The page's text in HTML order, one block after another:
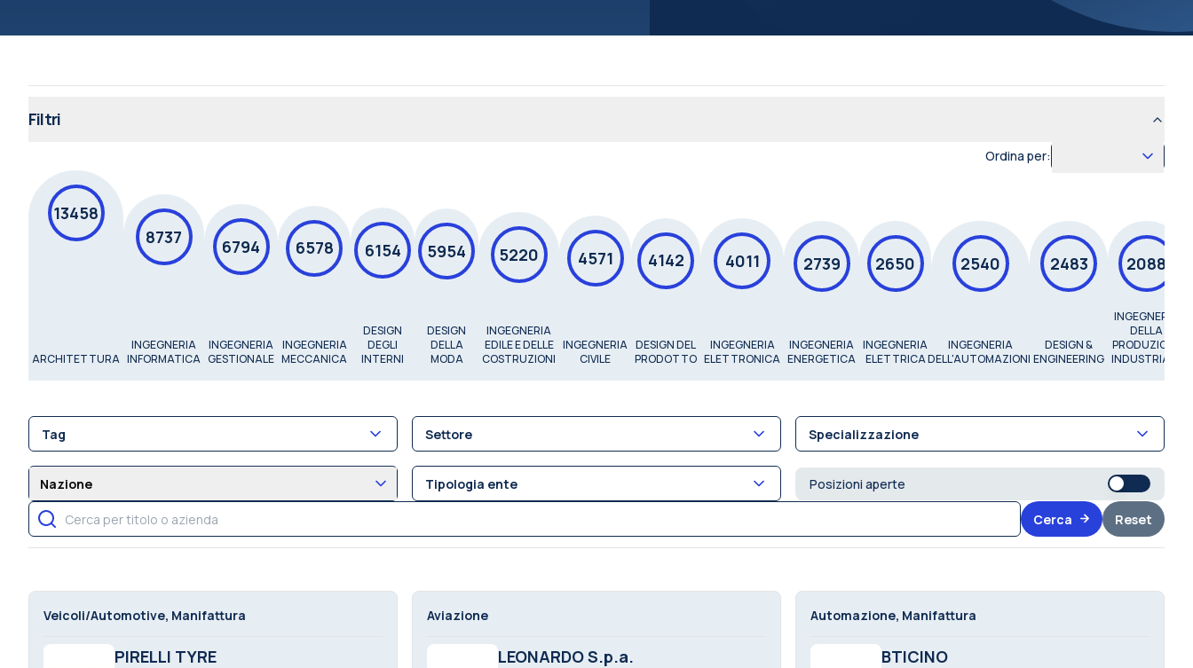
Filtri
Ordina per:
13458
ARCHITETTURA
8737
INGEGNERIA
INFORMATICA
6794
INGEGNERIA
GESTIONALE
6578
INGEGNERIA
MECCANICA
6154
DESIGN
DEGLI
INTERNI
5954
DESIGN
DELLA
MODA
5220
INGEGNERIA
EDILE E DELLE
COSTRUZIONI
4571
INGEGNERIA
CIVILE
4142
DESIGN DEL
PRODOTTO
4011
INGEGNERIA
ELETTRONICA
2739
INGEGNERIA
ENERGETICA
2650
INGEGNERIA
ELETTRICA
2540
INGEGNERIA
DELL'AUTOMAZIONE
2483
DESIGN &
ENGINEERING
2088
INGEGNERIA
DELLA
PRODUZIONE
INDUSTRIALE
Tag Settore Specializzazione
Nazione Tipologia ente Posizioni aperte
Cerca Reset
Veicoli/Automotive, Manifattura
PIRELLI TYRE
Aviazione
LEONARDO S.p.a.
Automazione, Manifattura
BTICINO